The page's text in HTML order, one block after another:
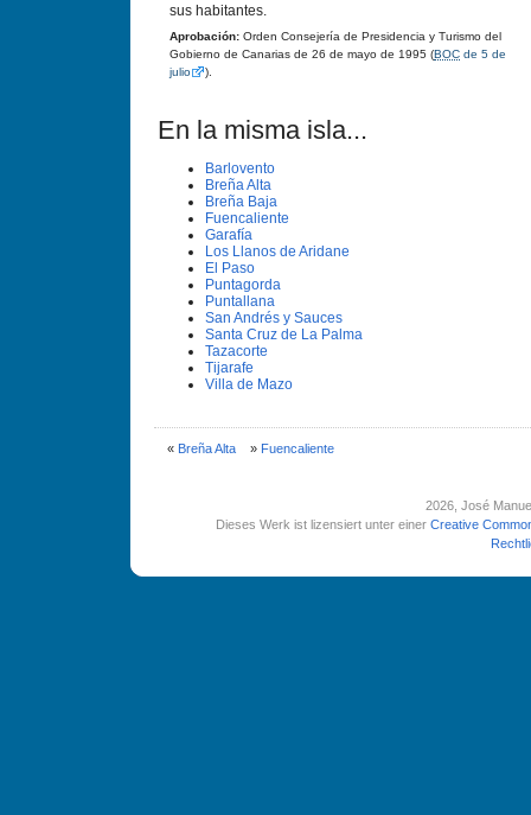
sus habitantes.
Aprobación: Orden Consejerí­a de Presidencia y Turismo del
Gobierno de Canarias de 26 de mayo de 1995 (BOC de 5 de
julio
).
En la misma isla...
Barlovento
Breña Alta
Breña Baja
Fuencaliente
Garafí­a
Los Llanos de Aridane
El Paso
Puntagorda
Puntallana
San Andrés y Sauces
Santa Cruz de La Palma
Tazacorte
Tijarafe
Villa de Mazo
« Breña Alta» Fuencaliente
2026 , José
Dieses Werk ist lizensiert unter einer Creative